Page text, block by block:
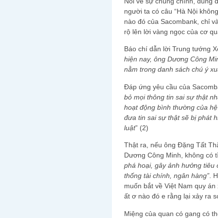
người ta có câu “Hà Nội
nào đó của Sacombank, chỉ
rộ lên lời vàng ngọc của cơ
Báo chí dẫn lời Trung tướng
hiện nay, ông Dương Công
nằm trong danh sách chú ý
Đáp ứng yêu cầu của
bỏ mọi thông tin sai sự thật
hoạt động bình thường của
đưa tin sai sự thật sẽ bị phát
luật” (2)
Thật ra, nếu ông Đặng Tất
Dương Công Minh, không có
phá hoại, gây ảnh hưởng
thống tài chính, ngân hàng”.
muốn bắt về Việt Nam quy
ất ơ nào đó e rằng lại xảy ra
Miệng của quan có gang có